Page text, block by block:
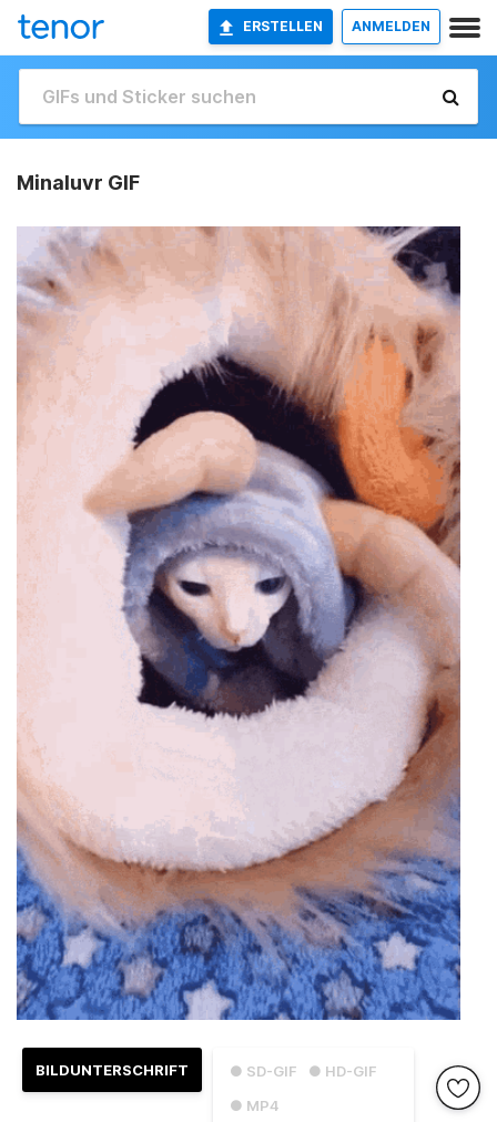
ERSTELLEN ANMELDEN
Minaluvr GIF
● SD-GIF
● HD-GIF
● MP4
BILDUNTERSCHRIFT